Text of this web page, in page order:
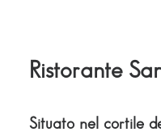
Ristorante
Situato nel cortile